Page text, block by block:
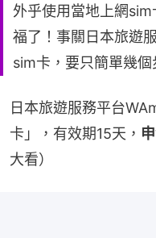
外乎使用當地上網
福了！事關日本旅遊
sim卡，要只簡單幾個
日本旅遊服務平台
卡」，有效期15天，
大看）